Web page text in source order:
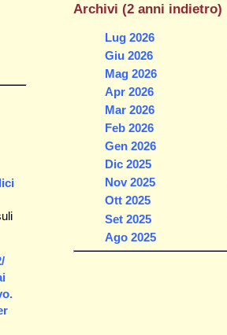
Archivi (2 anni indietro)
Lug 2026
Giu 2026
Mag 2026
Apr 2026
Mar 2026
Feb 2026
Gen 2026
Dic 2025
Nov 2025
Ott 2025
Set 2025
Ago 2025